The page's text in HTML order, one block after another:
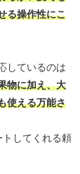
る操作性にこ
しているのは
物に加え、大
使える万能さ
してくれる頼